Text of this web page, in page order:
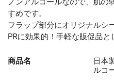
ノンアルコールなので、肌の
すめです。
フラップ部分にオリジナルシ
PRに効果的！手軽な販促品と
商品名
日本
ルコ